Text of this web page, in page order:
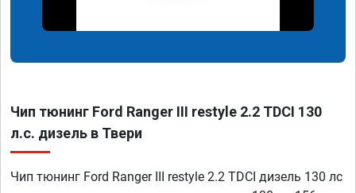
Чип тюнинг Ford Ranger III restyle 2.2 TDCI 130
л.с. дизель в Твери
Чип тюнинг Ford Ranger III restyle 2.2 TDCI дизель 130 лс